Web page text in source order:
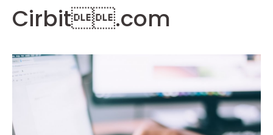
Cirbit.com